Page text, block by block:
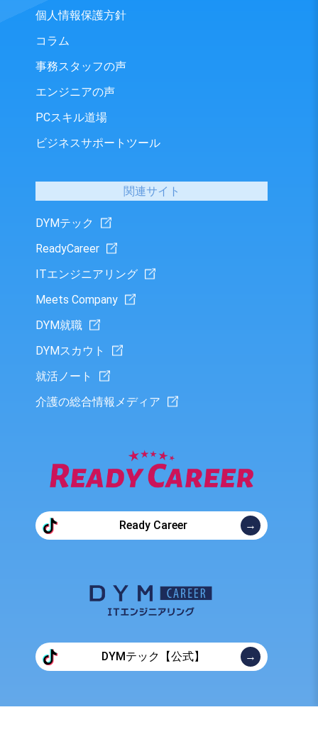
個人情報保護方針
コラム
事務スタッフの声
エンジニアの声
PCスキル道場
ビジネスサポートツール
関連サイト
DYMテック
ReadyCareer
ITエンジニアリング
Meets Company
DYM就職
DYMスカウト
就活ノート
介護の総合情報メディア
Ready Career
DYMテック【公式】